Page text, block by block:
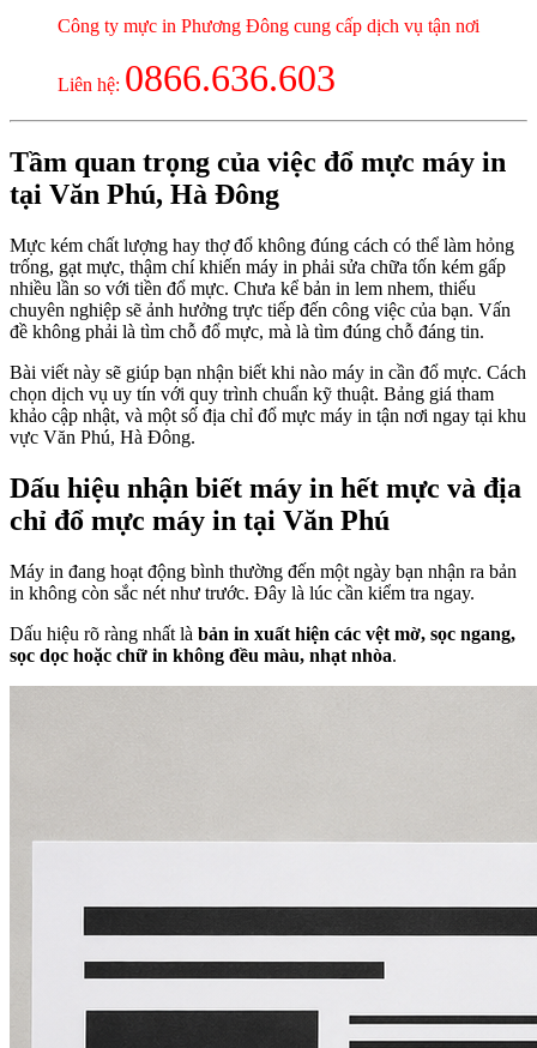
Công ty mực in Phương Đông cung cấp dịch vụ tận nơi
Liên hệ: 0866.636.603
Tầm quan trọng của việc đổ mực máy in
tại Văn Phú, Hà Đông
Mực kém chất lượng hay thợ đổ không đúng cách có thể làm hỏng
trống, gạt mực, thậm chí khiến máy in phải sửa chữa tốn kém gấp
nhiều lần so với tiền đổ mực. Chưa kể bản in lem nhem, thiếu
chuyên nghiệp sẽ ảnh hưởng trực tiếp đến công việc của bạn. Vấn
đề không phải là tìm chỗ đổ mực, mà là tìm đúng chỗ đáng tin.
Bài viết này sẽ giúp bạn nhận biết khi nào máy in cần đổ mực. Cách
chọn dịch vụ uy tín với quy trình chuẩn kỹ thuật. Bảng giá tham
khảo cập nhật, và một số địa chỉ đổ mực máy in tận nơi ngay tại khu
vực Văn Phú, Hà Đông.
Dấu hiệu nhận biết máy in hết mực và địa
chỉ đổ mực máy in tại Văn Phú
Máy in đang hoạt động bình thường đến một ngày bạn nhận ra bản
in không còn sắc nét như trước. Đây là lúc cần kiểm tra ngay.
Dấu hiệu rõ ràng nhất là bản in xuất hiện các vệt mờ, sọc ngang,
sọc dọc hoặc chữ in không đều màu, nhạt nhòa.